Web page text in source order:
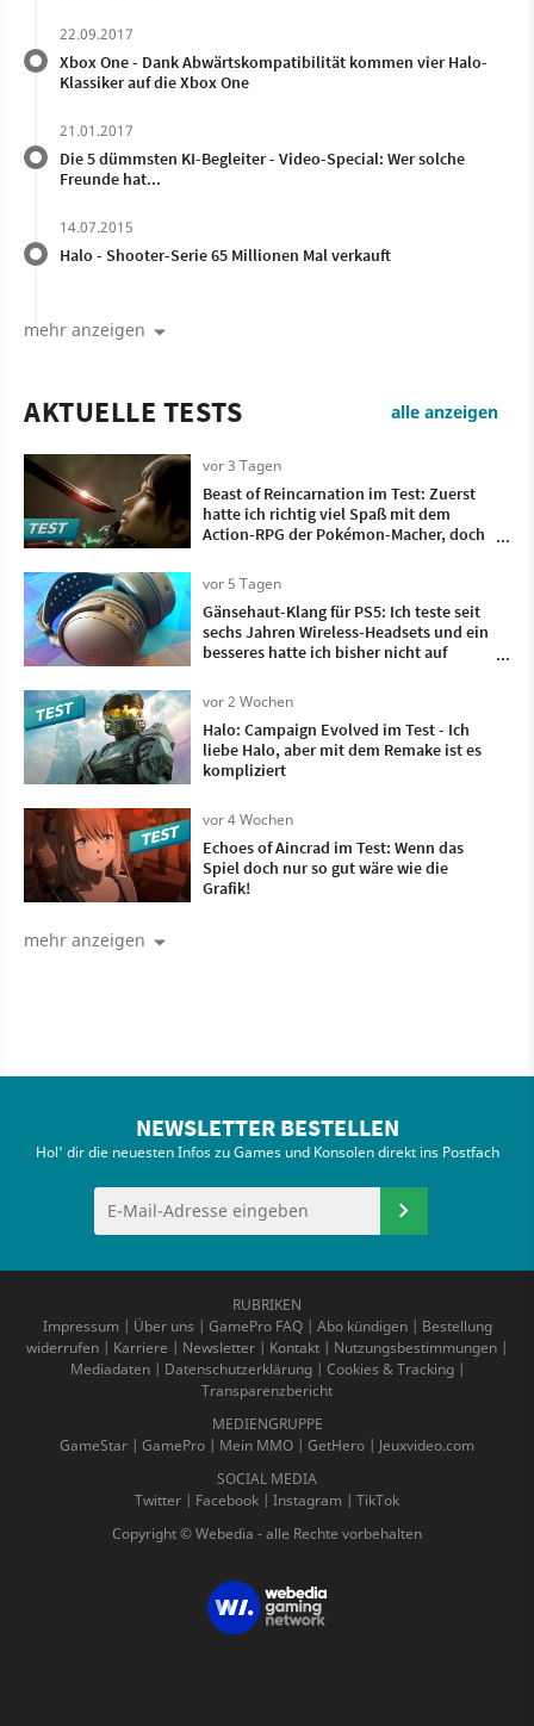
22.09.2017
Xbox One - Dank Abwärtskompatibilität kommen vier Halo-
Klassiker auf die Xbox One
21.01.2017
Die 5 dümmsten KI-Begleiter - Video-Special: Wer solche
Freunde hat...
14.07.2015
Halo - Shooter-Serie 65 Millionen Mal verkauft
mehr anzeigen
AKTUELLE TESTS alle anzeigen
vor 3 Tagen
Beast of Reincarnation im Test: Zuerst
hatte ich richtig viel Spaß mit dem
Action-RPG der Pokémon-Macher, doch
vorbei ist
vor 5 Tagen
Gänsehaut-Klang für PS5: Ich teste seit
sechs Jahren Wireless-Headsets und ein
besseres hatte ich bisher nicht auf
vor 2 Wochen
Halo: Campaign Evolved im Test - Ich
liebe Halo, aber mit dem Remake ist es
kompliziert
vor 4 Wochen
Echoes of Aincrad im Test: Wenn das
Spiel doch nur so gut wäre wie die
Grafik!
mehr anzeigen
NEWSLETTER BESTELLEN
Hol' dir die neuesten Infos zu Games und Konsolen direkt ins Postfach
RUBRIKEN
Impressum| Über uns | GamePro FAQ| Abo kündigen| Bestellung
widerrufen | Karriere | Newsletter | Kontakt | Nutzungsbestimmungen |
Mediadaten| Datenschutzerklärung| Cookies & Tracking|
Transparenzbericht
MEDIENGRUPPE
GameStar | GamePro | Mein MMO | GetHero | Jeuxvideo.com
SOCIAL MEDIA
Twitter | Facebook | Instagram | TikTok
Copyright © Webedia - alle Rechte vorbehalten